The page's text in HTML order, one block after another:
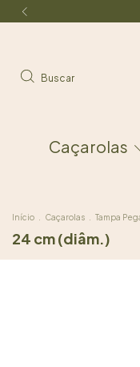
Buscar
Caçarolas
Início Caçarolas Tampa
24 cm (diâm.)